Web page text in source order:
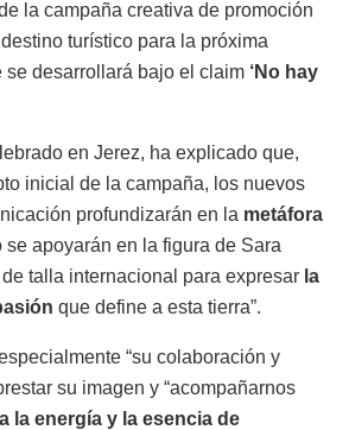
la campaña creativa de promoción
turístico para la próxima
se desarrollará bajo el claim ‘No hay
en Jerez, ha explicado que,
inicial de la campaña, los nuevos
profundizarán en la metáfora
se apoyarán en la figura de Sara
de talla internacional para expresar la
que define a esta tierra”.
“su colaboración y
su imagen y “acompañarnos
la energía y la esencia de